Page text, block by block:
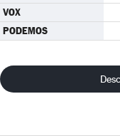
VOX
PODEMOS